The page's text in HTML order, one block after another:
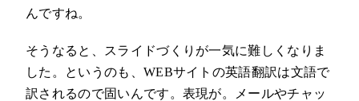
んですね。
そうなると、スライドづくりが一気に難しくなりま
した。というのも、WEBサイトの英語翻訳は文語で
訳されるので固いんです。表現が。メールやチャッ